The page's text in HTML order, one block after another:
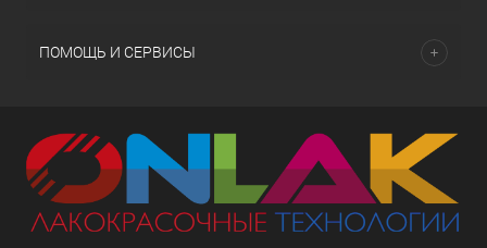
ПОМОЩЬ И СЕРВИСЫ